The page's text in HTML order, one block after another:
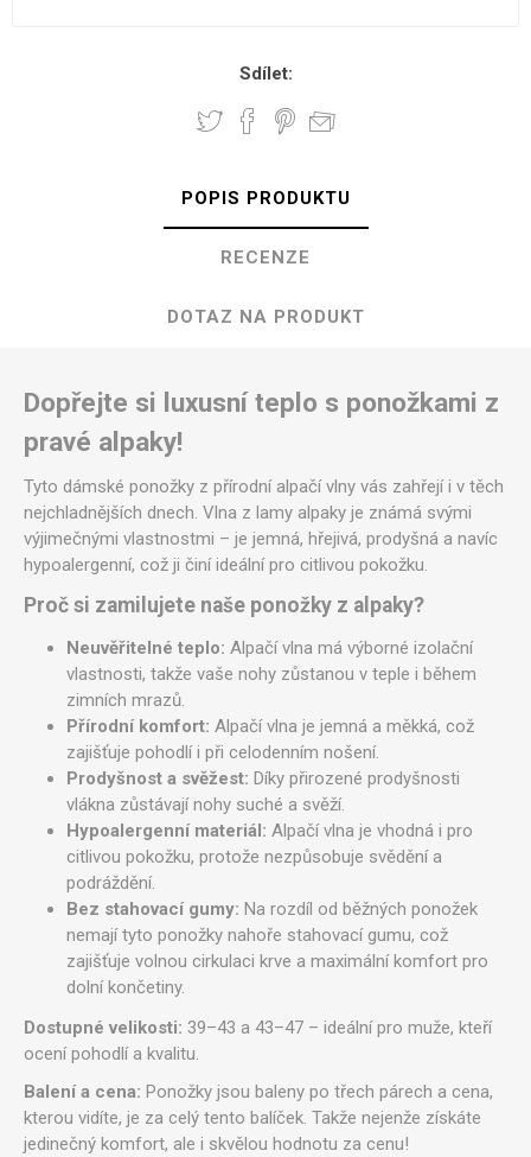
Sdílet:
POPIS PRODUKTU
RECENZE
DOTAZ NA PRODUKT
Dopřejte si luxusní teplo s ponožkami z
pravé alpaky!
Tyto dámské ponožky z přírodní alpačí vlny vás zahřejí i v těch
nejchladnějších dnech. Vlna z lamy alpaky je známá svými
výjimečnými vlastnostmi – je jemná, hřejivá, prodyšná a navíc
hypoalergenní, což ji činí ideální pro citlivou pokožku.
Proč si zamilujete naše ponožky z alpaky?
Neuvěřitelné teplo: Alpačí vlna má výborné izolační
vlastnosti, takže vaše nohy zůstanou v teple i během
zimních mrazů.
Přírodní komfort: Alpačí vlna je jemná a měkká, což
zajišťuje pohodlí i při celodenním nošení.
Prodyšnost a svěžest: Díky přirozené prodyšnosti
vlákna zůstávají nohy suché a svěží.
Hypoalergenní materiál: Alpačí vlna je vhodná i pro
citlivou pokožku, protože nezpůsobuje svědění a
podráždění.
Bez stahovací gumy: Na rozdíl od běžných ponožek
nemají tyto ponožky nahoře stahovací gumu, což
zajišťuje volnou cirkulaci krve a maximální komfort pro
dolní končetiny.
Dostupné velikosti: 39–43 a 43–47 – ideální pro muže, kteří
ocení pohodlí a kvalitu.
Balení a cena: Ponožky jsou baleny po třech párech a cena,
kterou vidíte, je za celý tento balíček. Takže nejenže získáte
jedinečný komfort, ale i skvělou hodnotu za cenu!